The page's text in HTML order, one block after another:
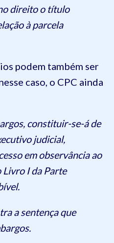
direito o título
à parcela
podem também ser
caso, o CPC ainda
constituir-se-á de
judicial,
em observância ao
I da Parte
a sentença que